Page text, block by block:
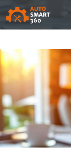
Aller
au
contenu